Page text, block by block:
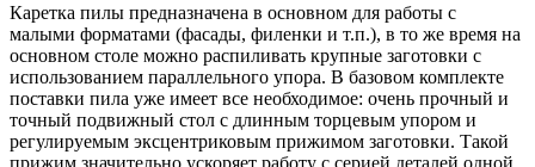
Каретка пилы предназначена в основном для работы с
малыми форматами (фасады, филенки и т.п.), в то же время на
основном столе можно распиливать крупные заготовки с
использованием параллельного упора. В базовом комплекте
поставки пила уже имеет все необходимое: очень прочный и
точный подвижный стол с длинным торцевым упором и
регулируемым эксцентриковым прижимом заготовки. Такой
прижим значительно ускоряет работу с серией деталей одной